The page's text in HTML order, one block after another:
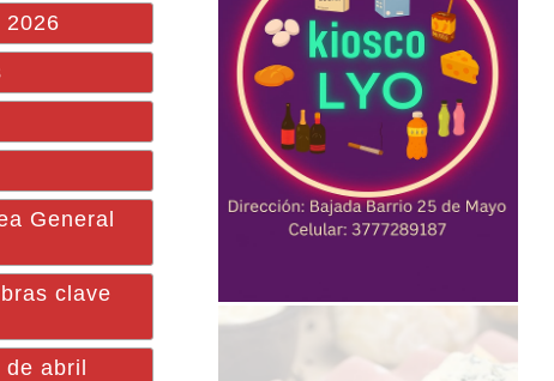
2026
General
clave
abril